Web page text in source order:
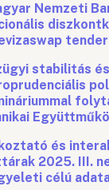
Nemzeti
stabilitás és
és
2025. III.
célú